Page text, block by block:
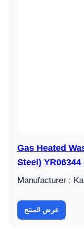
Gas Heated
Steel) YR06344
Manufacturer :
عرض المنتج